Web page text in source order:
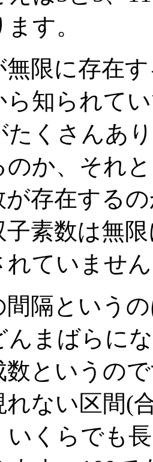
す。
限に存在
ら知られて
たくさんあ
のか、それ
が存在する
子素数は無
れていませ
隔という
んまばらに
数というの
れない区間(
いくらでも